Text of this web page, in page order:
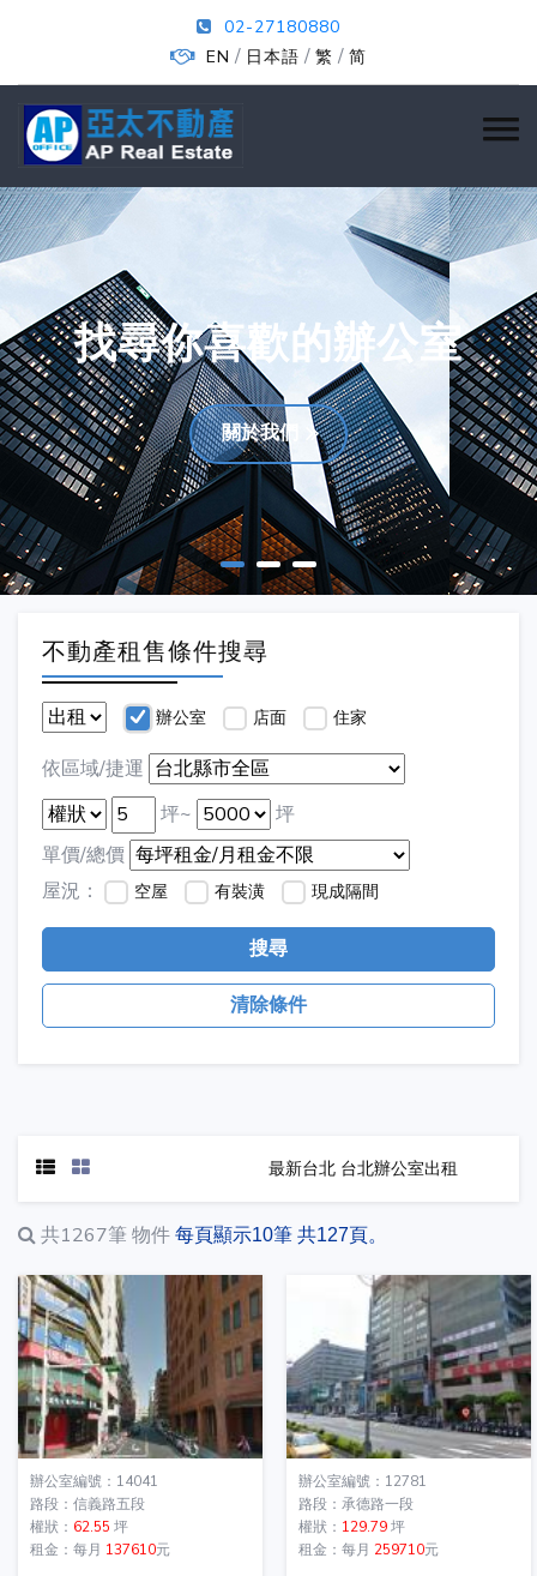
02-27180880
EN / 日本語 / 繁 / 简
找尋你喜歡的辦公室
關於我們
不動產租售條件搜尋
辦公室 店面 住家
依區域/捷運
坪~
坪
單價/總價
屋況：
空屋 有裝潢 現成隔間
搜尋
清除條件
最新台北 台北辦公室出租
共1267筆 物件 每頁顯示10筆 共127頁。
辦公室編號：14041
路段：信義路五段
權狀： 62.55 坪
租金：每月 137610元
辦公室編號：12781
路段：承德路一段
權狀： 129.79坪
租金：每月 259710元